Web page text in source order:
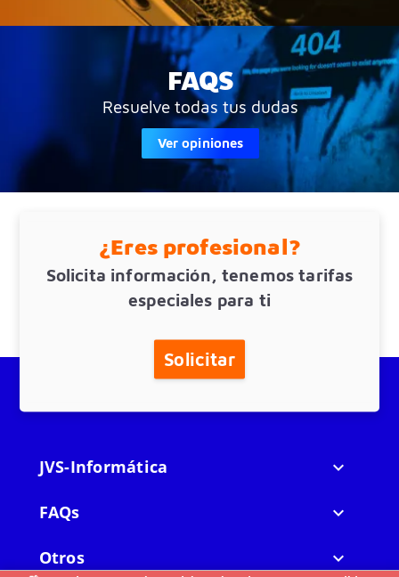
FAQS
Resuelve todas tus dudas
Ver opiniones
¿Eres profesional?
Solicita información, tenemos tarifas
especiales para ti
Solicitar
JVS-Informática 
FAQs 
Otros 